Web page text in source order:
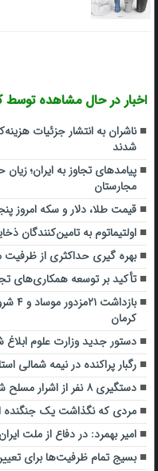
اخبار در حال مشاهده توسط
ناشران به انتشار جزئیات
شدند
مجارستان
قیمت طلا، دلار و سکه امروز پنجشنبه ۱۵مرداد/ افزایش
اولتیماتوم به تامین‌کنندگان
بهره گیری حداکثری از ظرفیت
تأکید بر توسعه همکاری‌های
کرمان
دستور جدید وزارت علوم ابلاغ
رگبار پراکنده در نیمه شمالی
دستگیری ۸ نفر از اشرار مسلح شاخص و مرتبطین گروهک‌های تروریستی
مردی که نگذاشت یک جنگنده
امیر بهمرد: در دفاع از ملت
بسیج تمام ظرفیت‌ها برای تعیین